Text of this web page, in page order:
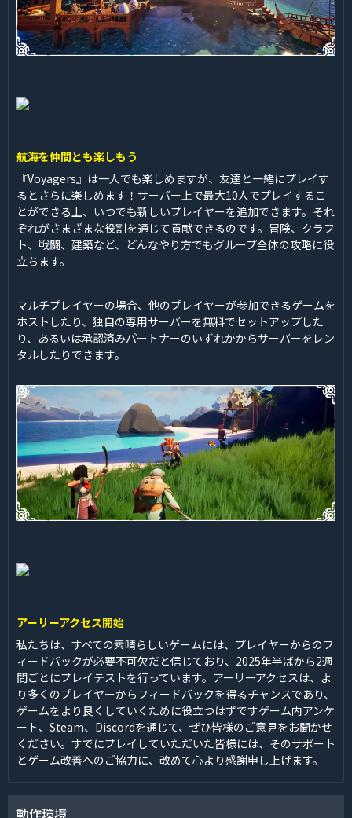
航海を仲間とも楽しもう
『Voyagers』は一人でも楽しめますが、友達と一緒にプレイす
るとさらに楽しめます！サーバー上で最大10人でプレイするこ
とができる上、いつでも新しいプレイヤーを追加できます。それ
ぞれがさまざまな役割を通じて貢献できるのです。冒険、クラフ
ト、戦闘、建築など、どんなやり方でもグループ全体の攻略に役
立ちます。
マルチプレイヤーの場合、他のプレイヤーが参加できるゲームを
ホストしたり、独自の専用サーバーを無料でセットアップした
り、あるいは承認済みパートナーのいずれかからサーバーをレン
タルしたりできます。
アーリーアクセス開始
私たちは、すべての素晴らしいゲームには、プレイヤーからのフ
ィードバックが必要不可欠だと信じており、2025年半ばから2週
間ごとにプレイテストを行っています。アーリーアクセスは、よ
り多くのプレイヤーからフィードバックを得るチャンスであり、
ゲームをより良くしていくために役立つはずですゲーム内アンケ
ート、Steam、Discordを通じて、ぜひ皆様のご意見をお聞かせ
ください。すでにプレイしていただいた皆様には、そのサポート
とゲーム改善へのご協力に、改めて心より感謝申し上げます。
動作環境